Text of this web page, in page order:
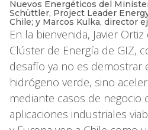
Nuevos Energéticos del
Schüttler, Project Leader
Chile; y Marcos Kulka, director
En la bienvenida, Javier
Clúster de Energía de GIZ,
desafío ya no es demostrar
hidrógeno verde, sino
mediante casos de negocio
aplicaciones industriales